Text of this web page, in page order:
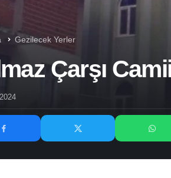
Gezilecek Yerler
Çarşı